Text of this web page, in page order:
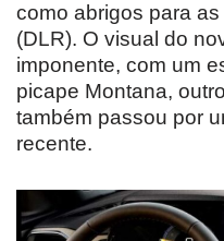
como abrigos para
(DLR). O visual do
imponente, com um
picape Montana,
também passou por
recente.